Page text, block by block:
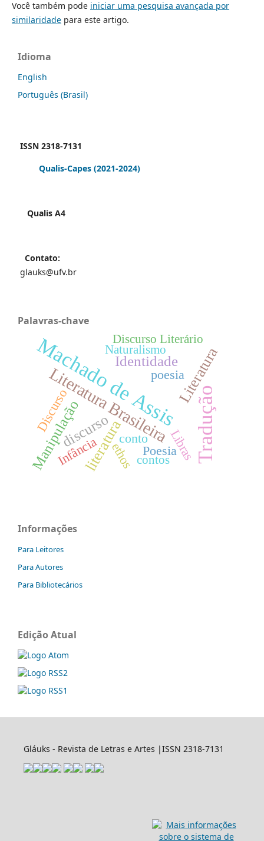
Você também pode iniciar uma pesquisa avançada por
similaridadepara este artigo.
Idioma
English
Português (Brasil)
ISSN 2318-7131
Qualis-Capes (2021-2024)
Qualis A4
Contato:
glauks@ufv.br
Palavras-chave
Machado de Assis Tradução
Literatura Brasileira
literatura
Literatura
Manipulaçãodiscurso
Identidade
conto
Infância ethos Libras
poesia
Discurso
Poesia
contos
Naturalismo
Discurso Literário
Informações
Para Leitores
Para Autores
Para Bibliotecários
Edição Atual
Gláuks - Revista de Letras e Artes |ISSN 2318-7131